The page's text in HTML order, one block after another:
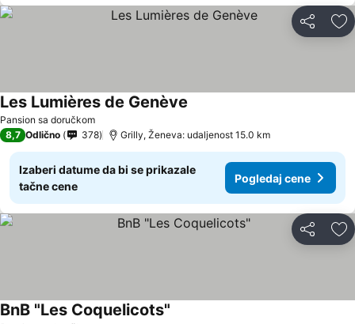
Deli
Pansion sa doručkom
Les Lumières de Genève
8,7 Odlično 378 Grilly, Ženeva: udaljenost 15.0 km
Izaberi datume da bi se prikazale
tačne cene
Pogledaj cene
Deli
BnB "Les Coquelicots"